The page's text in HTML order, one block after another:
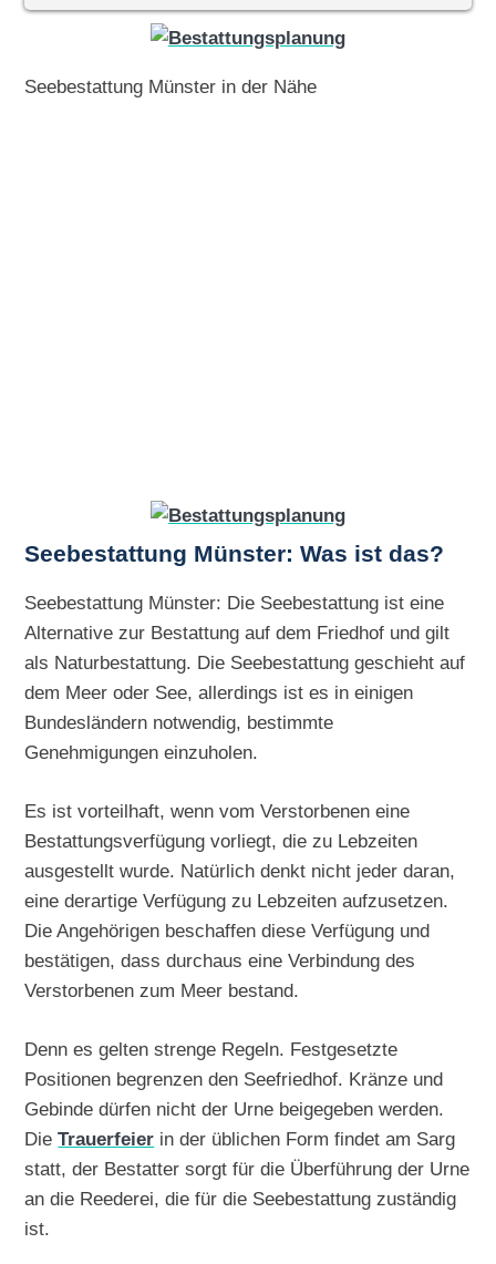
Seebestattung Münster in der Nähe
Seebestattung Münster: Was ist das?
Seebestattung Münster: Die Seebestattung ist eine
Alternative zur Bestattung auf dem Friedhof und gilt
als Naturbestattung. Die Seebestattung geschieht auf
dem Meer oder See, allerdings ist es in einigen
Bundesländern notwendig, bestimmte
Genehmigungen einzuholen.
Es ist vorteilhaft, wenn vom Verstorbenen eine
Bestattungsverfügung vorliegt, die zu Lebzeiten
ausgestellt wurde. Natürlich denkt nicht jeder daran,
eine derartige Verfügung zu Lebzeiten aufzusetzen.
Die Angehörigen beschaffen diese Verfügung und
bestätigen, dass durchaus eine Verbindung des
Verstorbenen zum Meer bestand.
Denn es gelten strenge Regeln. Festgesetzte
Positionen begrenzen den Seefriedhof. Kränze und
Gebinde dürfen nicht der Urne beigegeben werden.
DieTrauerfeier in der üblichen Form findet am Sarg
statt, der Bestatter sorgt für die Überführung der Urne
an die Reederei, die für die Seebestattung zuständig
ist.